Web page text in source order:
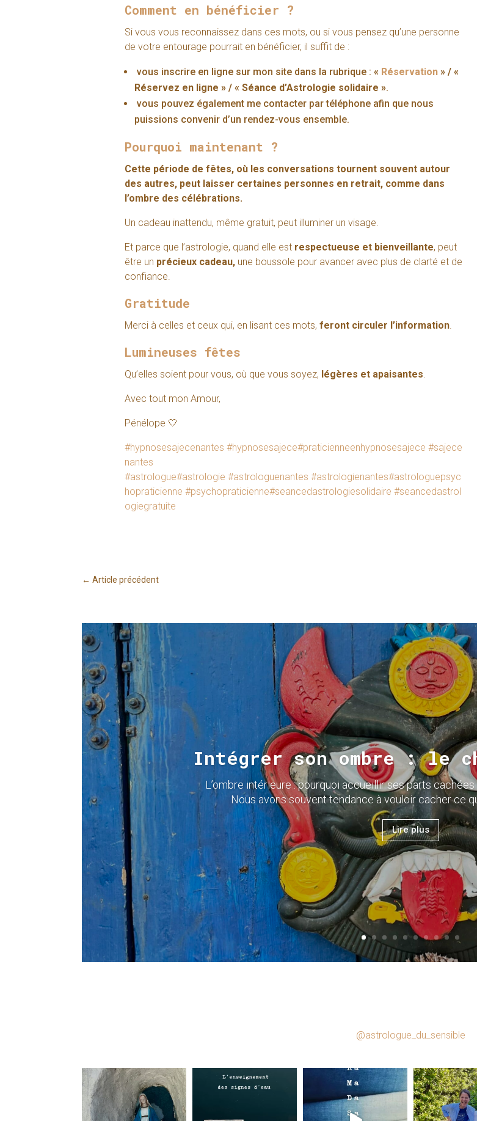
Comment en bénéficier ?
Si vous vous reconnaissez dans ces mots, ou si vous pensez qu’une personne
de votre entourage pourrait en bénéficier, il suffit de :
vous inscrire en ligne sur mon site dans la rubrique :« Réservation » / «
Réservez en ligne » / « Séance d’Astrologie solidaire ».
vous pouvez également me contacter par téléphone afin que nous
puissions convenir d’un rendez-vous ensemble.
Pourquoi maintenant ?
Cette période de fêtes, où les conversations tournent souvent autour
des autres, peut laisser certaines personnes en retrait, comme dans
l’ombre des célébrations.
Un cadeau inattendu, même gratuit, peut illuminer un visage.
Et parce que l’astrologie, quand elle est respectueuse et bienveillante, peut
être un précieux cadeau, une boussole pour avancer avec plus de clarté et de
confiance.
Gratitude
Merci à celles et ceux qui, en lisant ces mots,feront circuler l’information.
Lumineuses fêtes
Qu’elles soient pour vous, où que vous soyez, légères et apaisantes.
Avec tout mon Amour,
Pénélope 🤍
#hypnosesajecenantes #hypnosesajece#praticienneenhypnosesajece #sajece
nantes
#astrologue#astrologie #astrologuenantes #astrologienantes#astrologuepsyc
hopraticienne #psychopraticienne#seancedastrologiesolidaire #seancedastrol
ogiegratuite
←Article précédent
Intégrer son ombre : le
L’ombre intérieure : pourquoi accueillir ses parts
Nous avons souvent tendance à vouloir cacher ce
Lire plus
@astrologue_du_sensible